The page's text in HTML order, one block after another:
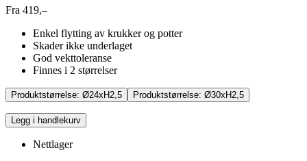
Fra 419,–
Enkel flytting av krukker og potter
Skader ikke underlaget
God vekttoleranse
Finnes i 2 størrelser
Produktstørrelse: Ø24xH2,5 Produktstørrelse: Ø30xH2,5
Legg i handlekurv
Nettlager